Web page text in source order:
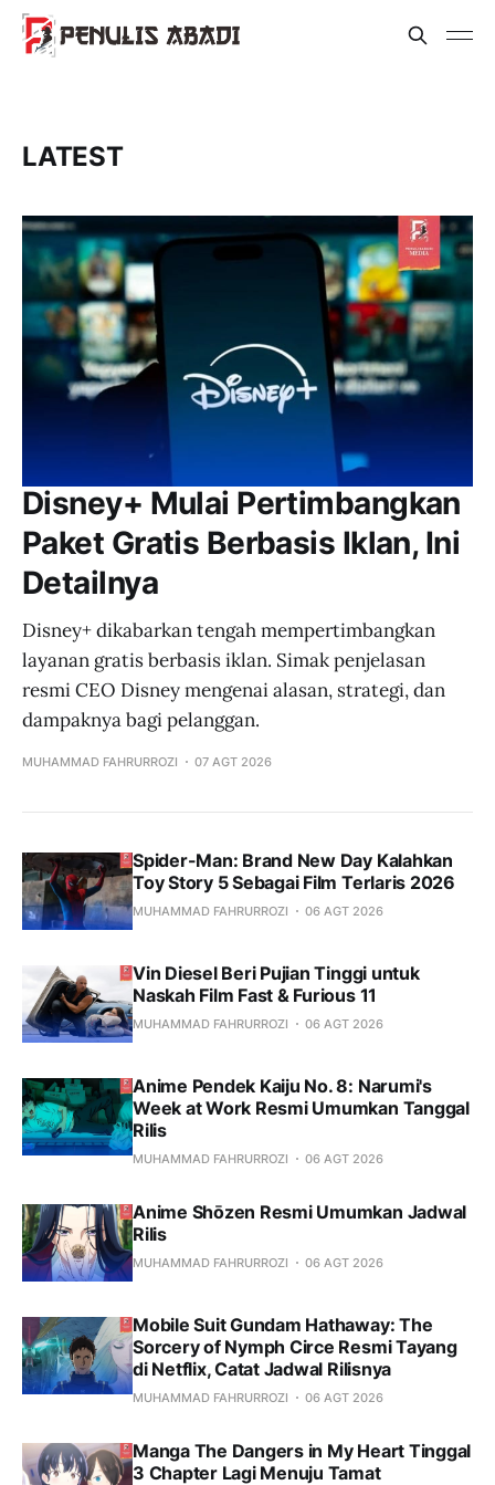
LATEST
Disney+ Mulai Pertimbangkan
Paket Gratis Berbasis Iklan, Ini
Detailnya
Disney+ dikabarkan tengah mempertimbangkan
layanan gratis berbasis iklan. Simak penjelasan
resmi CEO Disney mengenai alasan, strategi, dan
dampaknya bagi pelanggan.
MUHAMMAD FAHRURROZI 07 AGT 2026
Spider-Man: Brand New Day Kalahkan
Toy Story 5 Sebagai Film Terlaris 2026
MUHAMMAD FAHRURROZI 06 AGT 2026
Vin Diesel Beri Pujian Tinggi untuk
Naskah Film Fast & Furious 11
MUHAMMAD FAHRURROZI 06 AGT 2026
Anime Pendek Kaiju No. 8: Narumi's
Week at Work Resmi Umumkan Tanggal
Rilis
MUHAMMAD FAHRURROZI 06 AGT 2026
Anime Shōzen Resmi Umumkan Jadwal
Rilis
MUHAMMAD FAHRURROZI 06 AGT 2026
Mobile Suit Gundam Hathaway: The
Sorcery of Nymph Circe Resmi Tayang
di Netflix, Catat Jadwal Rilisnya
MUHAMMAD FAHRURROZI 06 AGT 2026
Manga The Dangers in My Heart Tinggal
3 Chapter Lagi Menuju Tamat